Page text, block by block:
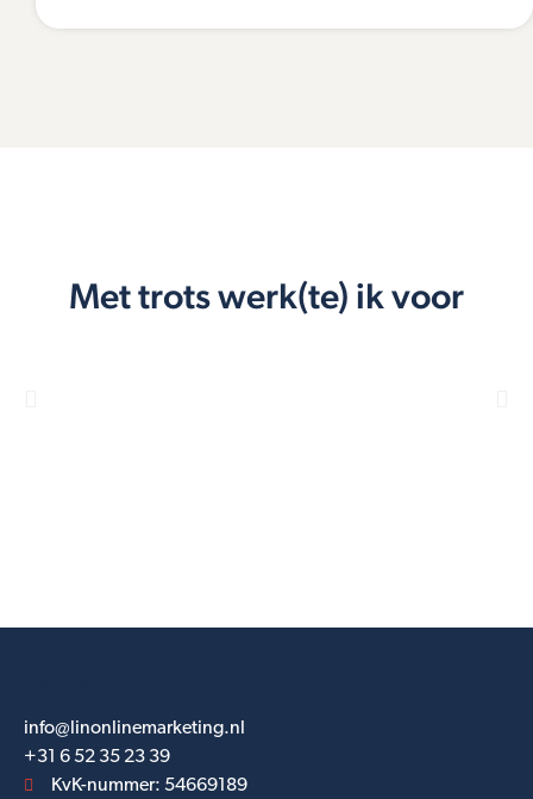
Met trots werk(te) ik voor
info@linonlinemarketing.nl
+31 6 52 35 23 39
KvK-nummer: 54669189